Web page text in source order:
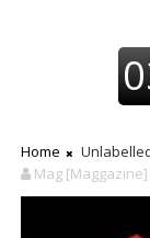
Home
Mag [Maggazine]